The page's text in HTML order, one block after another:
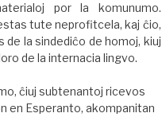
por la komunumo.
tute neprofitcela, kaj ĉio,
de la sindediĉo de homoj, kiuj
de la internacia lingvo.
ĉiuj subtenantoj ricevos
en Esperanto, akompanitan